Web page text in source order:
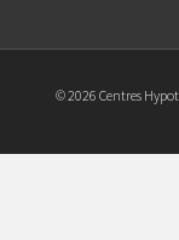
© 2026 Centres